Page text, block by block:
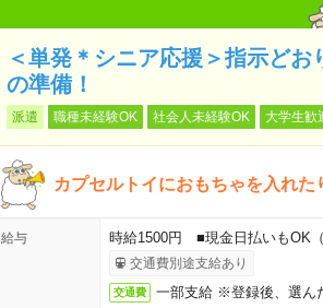
＜単発＊シニア応援＞指示ど
の準備！
派遣 職種未経験OK 社会人未経験OK 大学生歓
カプセルトイにおもちゃを入れた
給与 時給1500円 ■現金日払いもOK（
交通費別途支給あり
交通費 一部支給 ※登録後、選ん